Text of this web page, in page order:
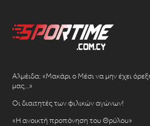
Αλμέιδα: «Μακάρι ο Μέσι να μην έχει
μας…»
Οι διαιτητές των φιλικών αγώνων!
«Η ανοικτή προπόνηση του Θρύλου»